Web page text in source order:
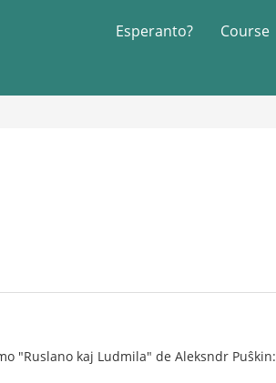
Esperanto? Course
"Ruslano kaj Ludmila" de Aleksndr Puŝkin: